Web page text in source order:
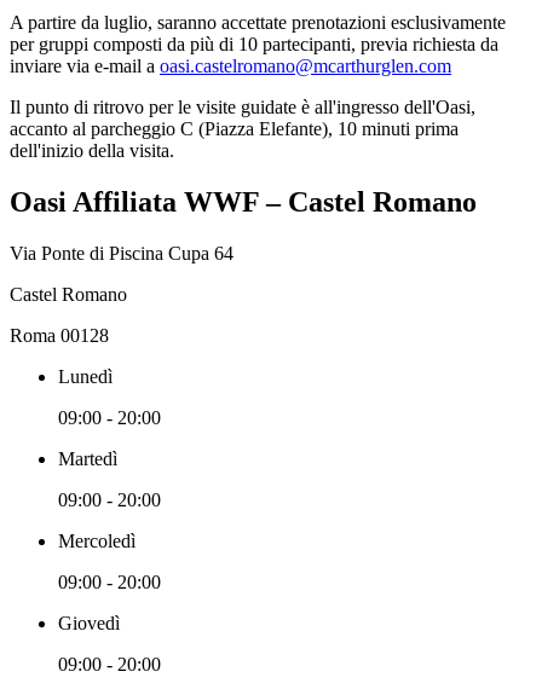
A partire da luglio, saranno accettate prenotazioni esclusivamente
per gruppi composti da più di 10 partecipanti, previa richiesta da
inviare via e-mail a oasi.castelromano@mcarthurglen.com
Il punto di ritrovo per le visite guidate è all'ingresso dell'Oasi,
accanto al parcheggio C (Piazza Elefante), 10 minuti prima
dell'inizio della visita.
Oasi Affiliata WWF – Castel Romano
Via Ponte di Piscina Cupa 64
Castel Romano
Roma 00128
Lunedì
09:00 - 20:00
Martedì
09:00 - 20:00
Mercoledì
09:00 - 20:00
Giovedì
09:00 - 20:00